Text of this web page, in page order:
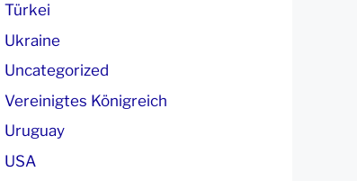
Türkei
Ukraine
Uncategorized
Vereinigtes Königreich
Uruguay
USA